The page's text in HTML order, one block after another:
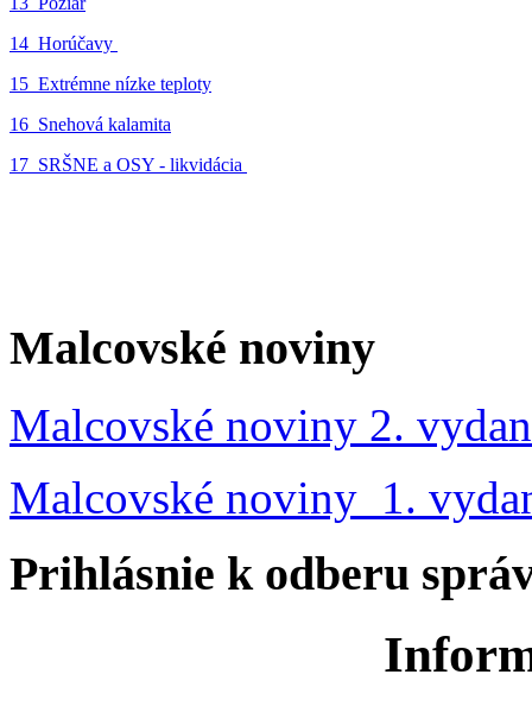
14_Horúčavy
15_Extrémne nízke teploty
16_Snehová kalamita
17_SRŠNE a OSY - likvidácia
Malcovské noviny
Malcovské noviny 2.
Malcovské noviny 1.
Prihlásnie k odberu